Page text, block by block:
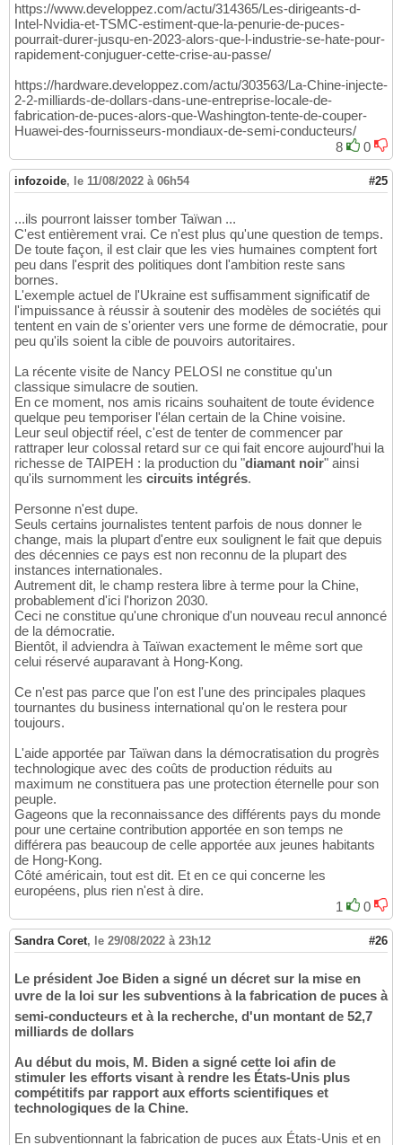
https://www.developpez.com/actu/314365/Les-dirigeants-d-
Intel-Nvidia-et-TSMC-estiment-que-la-penurie-de-puces-
pourrait-durer-jusqu-en-2023-alors-que-l-industrie-se-hate-pour-
rapidement-conjuguer-cette-crise-au-passe/
https://hardware.developpez.com/actu/303563/La-Chine-injecte-
2-2-milliards-de-dollars-dans-une-entreprise-locale-de-
fabrication-de-puces-alors-que-Washington-tente-de-couper-
Huawei-des-fournisseurs-mondiaux-de-semi-conducteurs/
8
0
infozoide, le 11/08/2022 à 06h54 #25
...ils pourront laisser tomber Taïwan ...
C'est entièrement vrai. Ce n'est plus qu'une question de temps.
De toute façon, il est clair que les vies humaines comptent fort
peu dans l'esprit des politiques dont l'ambition reste sans
bornes.
L'exemple actuel de l'Ukraine est suffisamment significatif de
l'impuissance à réussir à soutenir des modèles de sociétés qui
tentent en vain de s'orienter vers une forme de démocratie, pour
peu qu'ils soient la cible de pouvoirs autoritaires.
La récente visite de Nancy PELOSI ne constitue qu'un
classique simulacre de soutien.
En ce moment, nos amis ricains souhaitent de toute évidence
quelque peu temporiser l'élan certain de la Chine voisine.
Leur seul objectif réel, c'est de tenter de commencer par
rattraper leur colossal retard sur ce qui fait encore aujourd'hui la
richesse de TAIPEH : la production du "diamant noir" ainsi
qu'ils surnomment les circuits intégrés.
Personne n'est dupe.
Seuls certains journalistes tentent parfois de nous donner le
change, mais la plupart d'entre eux soulignent le fait que depuis
des décennies ce pays est non reconnu de la plupart des
instances internationales.
Autrement dit, le champ restera libre à terme pour la Chine,
probablement d'ici l'horizon 2030.
Ceci ne constitue qu'une chronique d'un nouveau recul annoncé
de la démocratie.
Bientôt, il adviendra à Taïwan exactement le même sort que
celui réservé auparavant à Hong-Kong.
Ce n'est pas parce que l'on est l'une des principales plaques
tournantes du business international qu'on le restera pour
toujours.
L'aide apportée par Taïwan dans la démocratisation du progrès
technologique avec des coûts de production réduits au
maximum ne constituera pas une protection éternelle pour son
peuple.
Gageons que la reconnaissance des différents pays du monde
pour une certaine contribution apportée en son temps ne
différera pas beaucoup de celle apportée aux jeunes habitants
de Hong-Kong.
Côté américain, tout est dit. Et en ce qui concerne les
européens, plus rien n'est à dire.
1
0
Sandra Coret, le 29/08/2022 à 23h12 #26
Le président Joe Biden a signé un décret sur la mise en
uvre de la loi sur les subventions à la fabrication de puces à
semi-conducteurs et à la recherche, d'un montant de 52,7
milliards de dollars
Au début du mois, M. Biden a signé cette loi afin de
stimuler les efforts visant à rendre les États-Unis plus
compétitifs par rapport aux efforts scientifiques et
technologiques de la Chine.
En subventionnant la fabrication de puces aux États-Unis et en